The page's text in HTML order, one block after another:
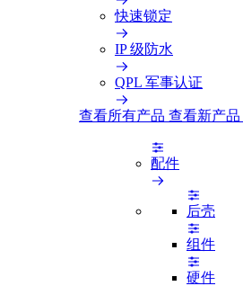
快速锁定
IP 级防水
QPL 军事认证
查看所有产品 查看新产品
配件
后壳
组件
硬件